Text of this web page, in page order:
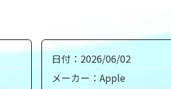
日付：2026/06/02
メーカー：Apple